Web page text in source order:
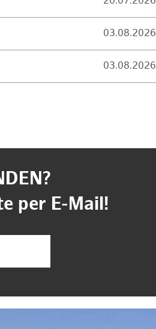
03.08.2026
03.08.2026
per E-Mail!